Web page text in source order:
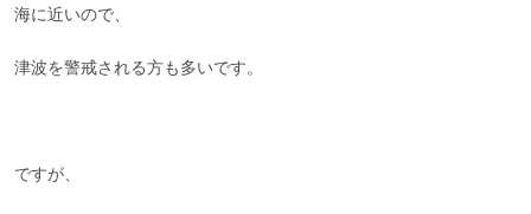
海に近いので、
津波を警戒される方も多いです。
ですが、